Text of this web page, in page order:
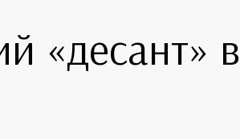
«десант» в